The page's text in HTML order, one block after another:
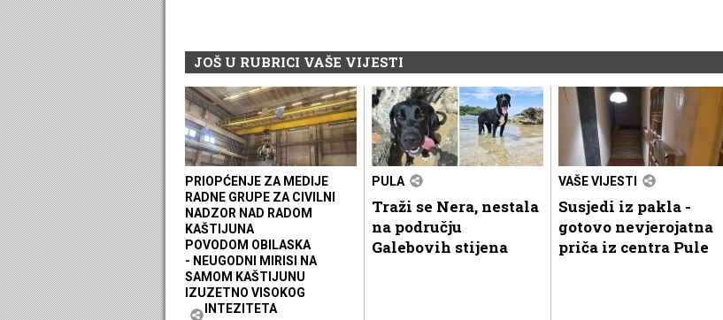
JOŠ U RUBRICI VAŠE VIJESTI
PRIOPĆENJE ZA MEDIJE
RADNE GRUPE ZA CIVILNI
NADZOR NAD RADOM
KAŠTIJUNA
POVODOM OBILASKA
- NEUGODNI MIRISI NA
SAMOM KAŠTIJUNU
IZUZETNO VISOKOG
INTEZITETA
PULA
Traži se Nera, nestala
na području
Galebovih stijena
VAŠE VIJESTI
Susjedi iz pakla -
gotovo nevjerojatna
priča iz centra Pule